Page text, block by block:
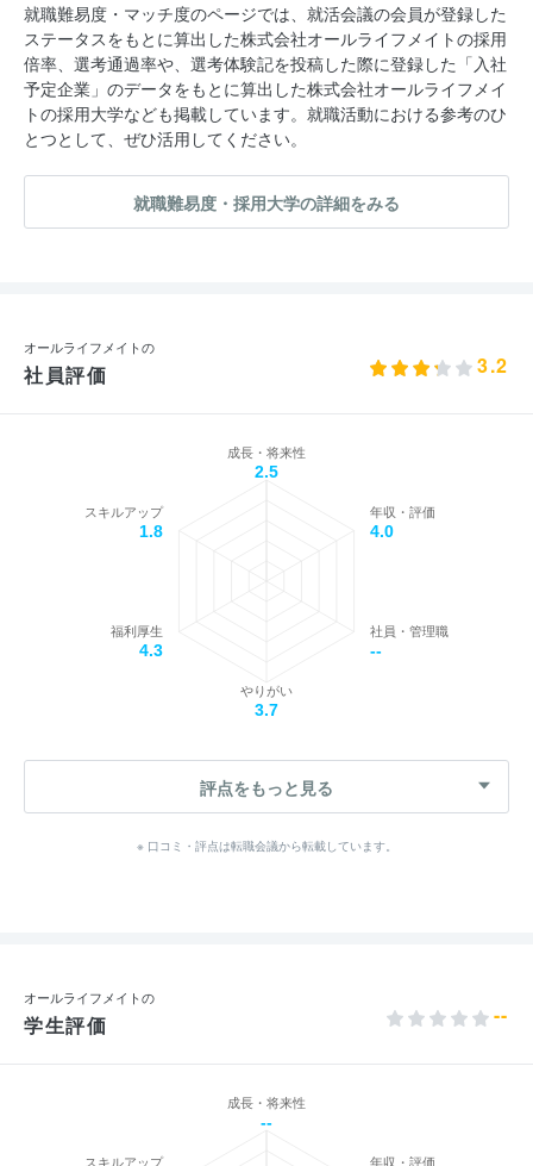
就職難易度・マッチ度のページでは、就活会議の会員が登録した
ステータスをもとに算出した株式会社オールライフメイトの採用
倍率、選考通過率や、選考体験記を投稿した際に登録した「入社
予定企業」のデータをもとに算出した株式会社オールライフメイ
トの採用大学なども掲載しています。就職活動における参考のひ
とつとして、ぜひ活用してください。
就職難易度・採用大学の詳細をみる
オールライフメイトの
社員評価 3.2
成長・将来性
2.5
年収・評価
4.0
社員・管理職
--
やりがい
3.7
福利厚生
4.3
スキルアップ
1.8
評点をもっと見る
※ 口コミ・評点は転職会議から転載しています。
オールライフメイトの
学生評価 --
成長・将来性
--
年収・評価
スキルアップ